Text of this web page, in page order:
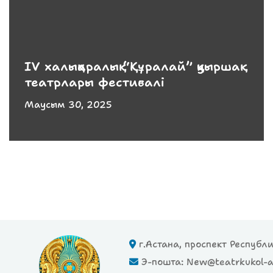
IV халықаралық “Құралай” қуыршақ
театрлары фестивалі
Маусым 30, 2025
г.Астана, проспект
Э-пошта: New@teatrkukol-